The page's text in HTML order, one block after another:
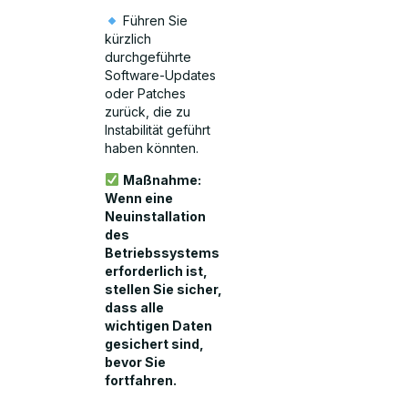
Führen Sie
kürzlich
durchgeführte
Software-Updates
oder Patches
zurück, die zu
Instabilität geführt
haben könnten.
Maßnahme:
Wenn eine
Neuinstallation
des
Betriebssystems
erforderlich ist,
stellen Sie sicher,
dass alle
wichtigen Daten
gesichert sind,
bevor Sie
fortfahren.